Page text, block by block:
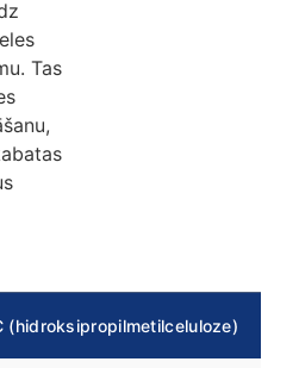
Tas
(hidroksipropilmetilceluloze)